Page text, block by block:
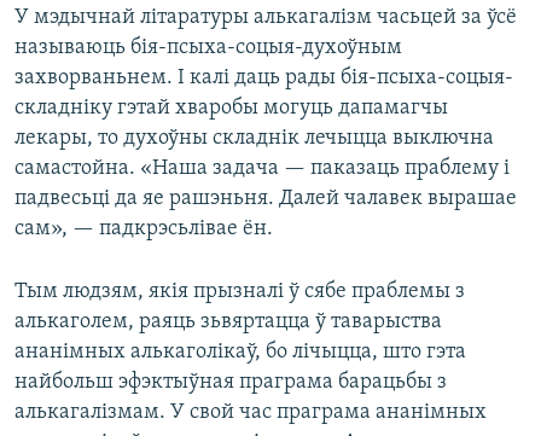
У мэдычнай літаратуры алькагалізм часьцей за ўсё
называюць бія-псыха-соцыя-духоўным
захворваньнем. І калі даць рады бія-псыха-соцыя-
складніку гэтай хваробы могуць дапамагчы
лекары, то духоўны складнік лечыцца выключна
самастойна. «Наша задача — паказаць праблему і
падвесьці да яе рашэньня. Далей чалавек вырашае
сам», — падкрэсьлівае ён.
Тым людзям, якія прызналі ў сябе праблемы з
алькаголем, раяць зьвяртацца ў таварыства
ананімных алькаголікаў, бо лічыцца, што гэта
найбольш эфэктыўная праграма барацьбы з
алькагалізмам. У свой час праграма ананімных